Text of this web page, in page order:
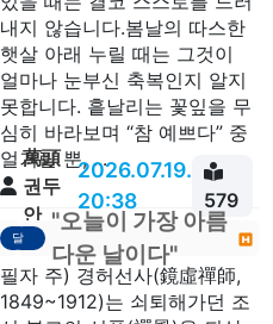
내지 않습니다.봄날의 따스한
햇살 아래 누릴 때는 그것이
얼마나 눈부신 축복인지 알지
못합니다. 흩날리는 꽃잎을 무
심히 바라보며 “참 예쁘다” 중
얼거릴 뿐, ...
萬頭
권두
안
2026.07.19.
20:38
579
달
음
"오늘이 가장 아름
다운 날이다"
필자 주) 경허선사(鏡虛禪師,
1849~1912)는 쇠퇴해가던 조